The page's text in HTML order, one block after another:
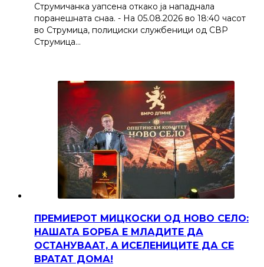
Струмичанка уапсена откако ја нападнала
поранешната снаа. - На 05.08.2026 во 18:40 часот
во Струмица, полициски службеници од СВР
Струмица…
ПРЕМИЕРОТ МИЦКОСКИ ОД НОВО СЕЛО:
НАШАТА БОРБА Е МЛАДИТЕ ДА
ОСТАНУВААТ, А ИСЕЛЕНИЦИТЕ ДА СЕ
ВРАТАТ ДОМА!